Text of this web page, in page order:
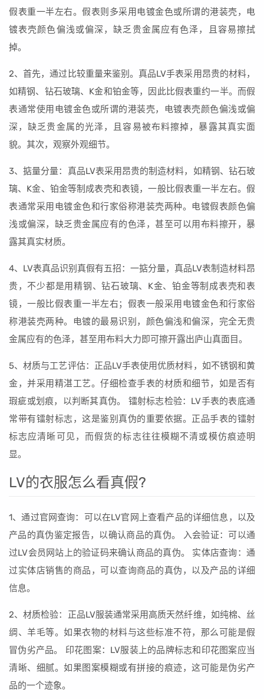
假表重一半左右。假表则多采用电镀金色或所谓的港装壳，电
镀表壳颜色偏浅或偏深，缺乏贵金属应有色泽，且容易擦拭
掉。
2、首先，通过比较重量来鉴别。真品LV手表采用昂贵的材料，
如精钢、钻石玻璃、K金和铂金等，因此比假表重约一半。而假
表通常使用电镀金色或所谓的港装壳，电镀表壳颜色偏浅或偏
深，缺乏贵金属的光泽，且容易被布料擦掉，暴露其真实面
貌。其次，观察外观细节。
3、掂量分量：真品LV表采用昂贵的制造材料，如精钢、钻石玻
璃、K金、铂金等制成表壳和表镜，一般比假表重一半左右。假
表通常采用电镀金色和行家俗称港装壳两种。电镀假表颜色偏
浅或偏深，缺乏贵金属应有的色泽，甚至可以用布料擦开，暴
露其真实材质。
4、LV表真品识别真假有五招：一掂分量，真品LV表制造材料昂
贵，不少都是用精钢、钻石玻璃、K金、铂金等制成表壳和表
镜，一般比假表重一半左右；假表一般采用电镀金色和行家俗
称港装壳两种。电镀的最易识别，颜色偏浅和偏深，完全无贵
金属应有的色泽，甚至用布料大力即可擦开露出庐山真面目。
5、材质与工艺评估：正品LV手表使用优质材料，如不锈钢和黄
金，并采用精湛工艺。仔细检查手表的材质和细节，如是否有
瑕疵或划痕，以判断其真伪。 镭射标志检验：LV手表的表底通
常带有镭射标志，这是鉴别真伪的重要依据。正品手表的镭射
标志应清晰可见，而假货的标志往往模糊不清或模仿痕迹明
显。
LV的衣服怎么看真假?
1、通过官网查询：可以在LV官网上查看产品的详细信息，以及
产品的真伪鉴定报告，以确认商品的真伪。 入会验证：可以通
过LV会员网站上的验证码来确认商品的真伪。 实体店查询：通
过实体店销售的商品，可以查询商品的真伪，以及产品的详细
信息。
2、材质检验：正品LV服装通常采用高质天然纤维，如纯棉、丝
绸、羊毛等。如果衣物的材料与这些标准不符，那么可能是假
冒伪劣产品。 印花图案：LV服装上的品牌标志和印花图案应当
清晰、细腻。如果图案模糊或有拼接的痕迹，这可能是伪劣产
品的一个迹象。